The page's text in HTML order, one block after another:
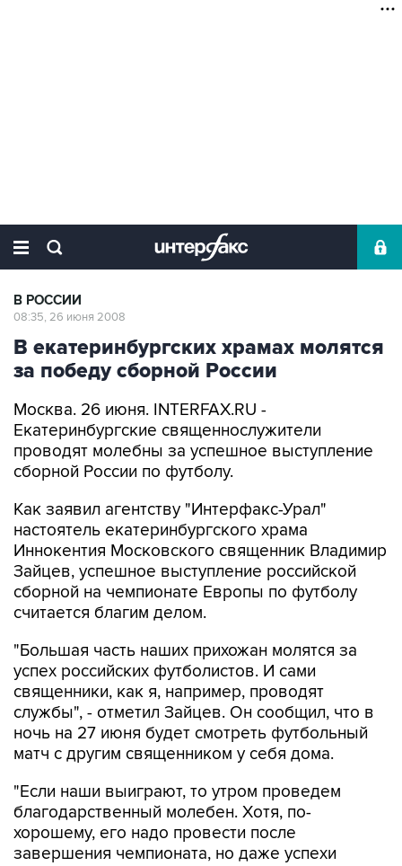
В РОССИИ
08:35, 26 июня 2008
В екатеринбургских храмах молятся
за победу сборной России
Москва. 26 июня. INTERFAX.RU -
Екатеринбургские священнослужители
проводят молебны за успешное выступление
сборной России по футболу.
Как заявил агентству "Интерфакс-Урал"
настоятель екатеринбургского храма
Иннокентия Московского священник Владимир
Зайцев, успешное выступление российской
сборной на чемпионате Европы по футболу
считается благим делом.
"Большая часть наших прихожан молятся за
успех российских футболистов. И сами
священники, как я, например, проводят
службы", - отметил Зайцев. Он сообщил, что в
ночь на 27 июня будет смотреть футбольный
матч с другим священником у себя дома.
"Если наши выиграют, то утром проведем
благодарственный молебен. Хотя, по-
хорошему, его надо провести после
завершения чемпионата, но даже успехи